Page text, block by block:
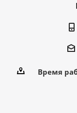
Время